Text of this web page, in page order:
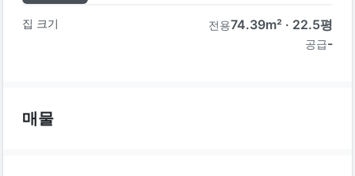
집 크기 전용74.39m² · 22.5평
공급-
매물